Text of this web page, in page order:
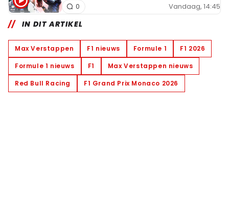
Vandaag, 14:45
0
IN DIT ARTIKEL
Max Verstappen F1 nieuws Formule 1
F1 2026
Formule 1 nieuws
F1
Max Verstappen nieuws
Red Bull Racing
F1 Grand Prix Monaco 2026